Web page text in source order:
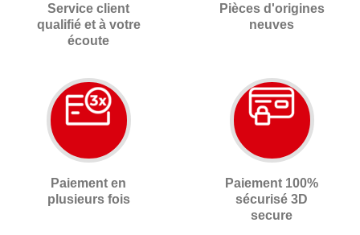
Service client
qualifié et à votre
écoute
Pièces d'origines
neuves
Paiement en
plusieurs fois
Paiement 100%
sécurisé 3D
secure